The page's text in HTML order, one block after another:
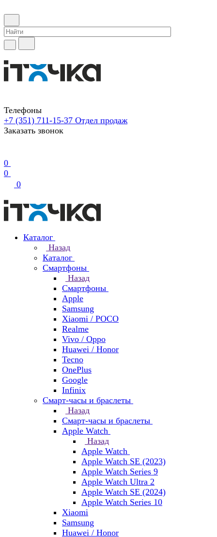
Телефоны
+7 (351) 711-15-37 Отдел продаж
Заказать звонок
0
0
0
Каталог
Назад
Каталог
Смартфоны
Назад
Смартфоны
Apple
Samsung
Xiaomi / POCO
Realme
Vivo / Oppo
Huawei / Honor
Tecno
OnePlus
Google
Infinix
Смарт-часы и браслеты
Назад
Смарт-часы и браслеты
Apple Watch
Назад
Apple Watch
Apple Watch SE (2023)
Apple Watch Series 9
Apple Watch Ultra 2
Apple Watch SE (2024)
Apple Watch Series 10
Xiaomi
Samsung
Huawei / Honor